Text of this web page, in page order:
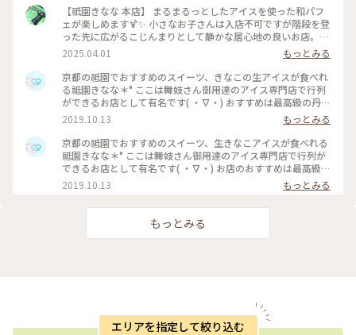
【祇園きなな 本店】 まるまるっとしたアイスを使った和パフ
ェが楽しめます🍹✨ 小さなお子さんは入店不可ですが階段を登
った先に広がるこじんまりとして静かな居心地の良いお店。
パフェはきなこや抹茶、黒ゴマなどを使った和なものからティ
ラミスの入ったイタリアン風、ベリーを使ったものなど様々。
アイスの食べ比べやふわふわのかき氷、焼き菓子、クロックム
ッシュのようなフードメニューもあります。 こちらもアニメ・
名探偵コナンで取り上げられました✨ #京都グルメ #京都 #祇
園 #本店 #人気店 #聖地巡礼 #パフェ #きなこ #黒ゴマ #アイス
クリーム #かき氷 #フォトジェニック #名探偵コナン
2025.04.01
もっとみる
京都の祗園でおすすめのスイーツ、きなこの生アイスが食べれ
る祗園きなな＊° ここは舞妓さん御用達のアイス専門店で行列
ができるお店として有名です( ・∇・) おすすめは最高級の丹波
黒豆を使用したきなこの生アイス『できたてきなな』。(600円
ほうじ茶付)なんと添加物、保存料、卵を一切使ってません。
濃厚なのに甘すぎず、口どけが最高で本当においしかったので
京都にきたらまた立ち寄りたいお店の1つになりました♡ #京
都#おすすめ#スイーツ#アイス#秋の味覚ゴーラー隊#きなこ
2019.10.13
もっとみる
京都の祗園でおすすめのスイーツ、生きなこアイスが食べれる
祗園きなな＊° ここは舞妓さん御用達のアイス専門店で行列が
できるお店として有名です( ・∇・) お店のおすすめは最高級の
丹波黒豆を使用したきなこの生アイス『できたてきなな』。
(600円ほうじ茶付)なんと添加物、保存料、卵を一切使ってま
せん。 濃厚なのに甘すぎず、口どけが最高で本当においしかっ
たので京都にきたらまた立ち寄りたいお店の1つになりました
2019.10.13 もっとみる
もっとみる
エリアを指定して絞り込む